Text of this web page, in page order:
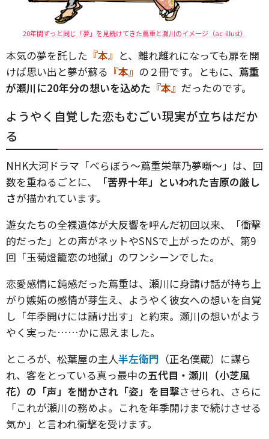
20年間ずっと同じ「夢」を見続けてきた蔦重と瀬川のイメージ（ac-illust）
本気の夢を託した 『本』 と、離れ離れになっても扉を開
けば思い出と夢が蘇る 『本』 の２冊です。ともに、 蔦重
が瀬川に20年分の想いを込めた 『本』 だったのです。
ようやく自覚した恋もむごい現実が立ちはだか
る
NHK大河ドラマ「べらぼう〜蔦重栄華乃夢噺〜」は、回
数を重ねるごとに、
「苦界十年」といわれた吉原の厳し
さが描かれています。
遊女たちの全裸遺体が大反響を呼んだ初回以来、「衝撃
的だった」との声がネットやSNSで上がったのが、第9
回「玉菊燈籠恋の地獄」のワンシーンでした。
恋愛感情に鈍感だった蔦重は、瀬川に身請け話が持ち上
がり嫉妬の感情が芽生え、ようやく彼女への想いを自覚
し「年季開けには請け出す」と約束。瀬川の想いがよう
やく実った……かに思えました。
ところが、松葉屋の主人半左衛門 （正名僕蔵）に謀ら
れ、客をとっている真っ最中の五代目・瀬川（小芝風
花）の「声」を聞かされ「姿」を目撃させられ、さらに
「これが瀬川の務めよ。これを年季開けまで続けさせる
気か」と言われ衝撃を受けます。